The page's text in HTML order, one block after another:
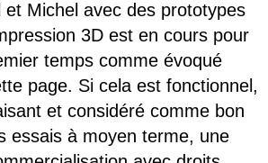
et Michel avec des prototypes
3D est en cours pour
temps comme évoqué
page. Si cela est fonctionnel,
et considéré comme bon
essais à moyen terme, une